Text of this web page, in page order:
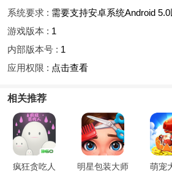
系统要求 : 需要支持安卓系统Android 5.0
游戏版本 : 1
内部版本号 : 1
应用权限 : 点击查看
相关推荐
疯狂贪吃人 明星包装大师 萌宠